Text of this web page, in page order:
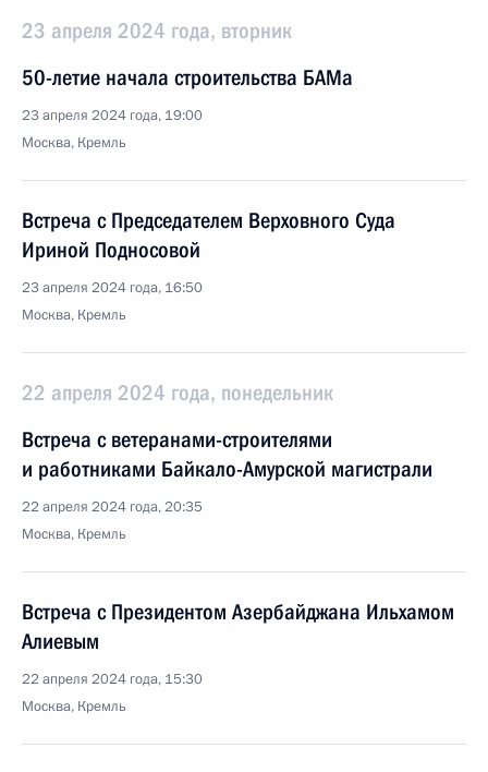
23 апреля 2024 года, вторник
50-летие начала строительства БАМа
23 апреля 2024 года, 19:00
Москва, Кремль
Встреча с Председателем Верховного Суда
Ириной Подносовой
23 апреля 2024 года, 16:50
Москва, Кремль
22 апреля 2024 года, понедельник
Встреча с ветеранами-строителями
и работниками Байкало-Амурской магистрали
22 апреля 2024 года, 20:35
Москва, Кремль
Встреча с Президентом Азербайджана Ильхамом
Алиевым
22 апреля 2024 года, 15:30
Москва, Кремль